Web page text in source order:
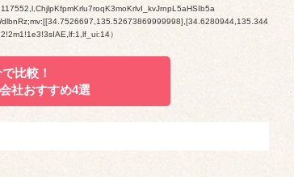
）
比較！
社おすすめ4選